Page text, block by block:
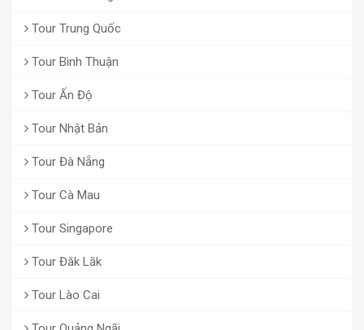
Tour Trung Quốc
Tour Bình Thuận
Tour Ấn Độ
Tour Nhật Bản
Tour Đà Nẵng
Tour Cà Mau
Tour Singapore
Tour Đăk Lăk
Tour Lào Cai